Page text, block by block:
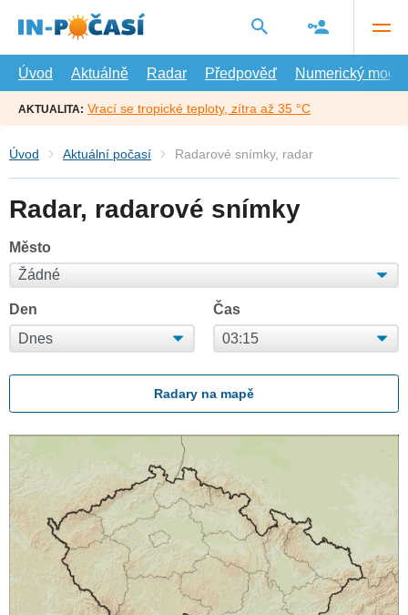
hlavní
Úvod
Aktuálně Radar Předpověď Numerický model
AKTUALITA: Vrací se tropické teploty, zítra až 35 °C
Úvod Aktuální počasí Radarové snímky, radar
Radar, radarové snímky
Město
Den Čas
Radary na mapě